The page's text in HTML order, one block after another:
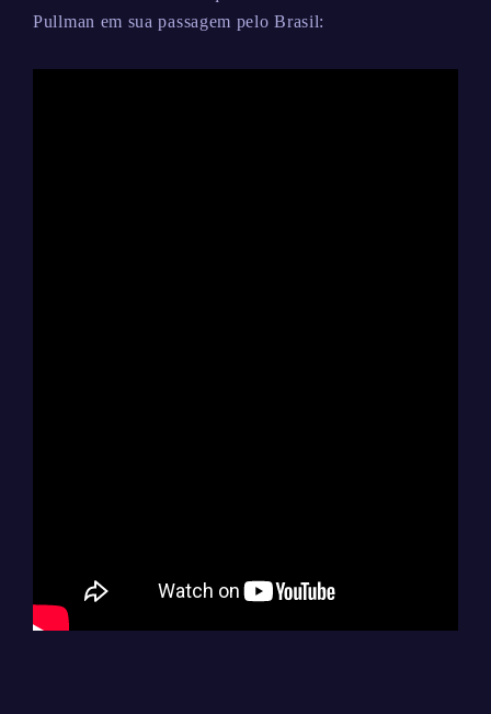
Pullman em sua passagem pelo Brasil: